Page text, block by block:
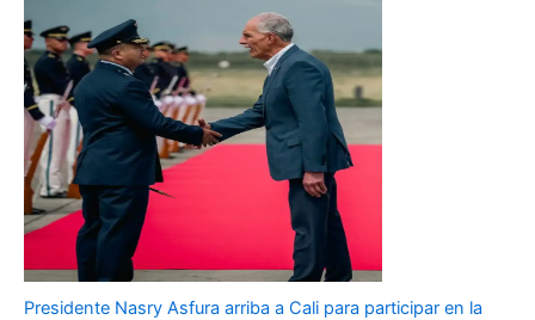
Presidente Nasry Asfura arriba a Cali para participar en la